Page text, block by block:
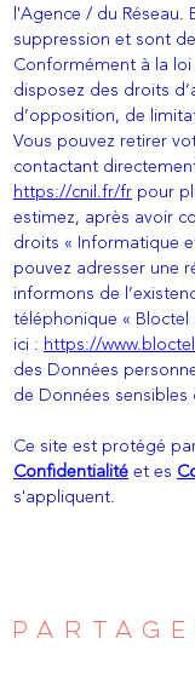
l'Agence / du
suppression et sont
Conformément à la
disposez des droits
d’opposition, de
Vous pouvez retirer
contactant
https://cnil.fr/fr pour
estimez, après avoir
droits « Informatique
pouvez adresser une
informons de
téléphonique « Bloctel
ici : https://
des Données
de Données sensibles
Ce site est protégé
Confidentialité et es
s'appliquent.